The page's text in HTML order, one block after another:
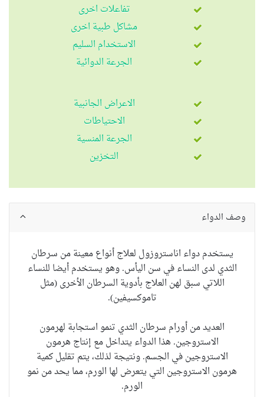
تفاعلات اخرى
مشاكل طبية اخرى
الاستخدام السليم
الجرعة الدوائية
الاعراض الجانبية
الاحتياطات
الجرعة المنسية
التخزين
وصف الدواء
يستخدم دواء اناستروزول لعلاج أنواع معينة من سرطان
الثدي لدى النساء في سن اليأس.وهو يستخدم أيضا للنساء
اللاتي سبق لهن العلاج بأدوية السرطان الأخرى (مثل
تاموكسيفين).
العديد من أورام سرطان الثدي تنمو استجابة لهرمون
الاستروجين. هذا الدواء يتداخل مع إنتاج هرمون
الاستروجين في الجسم.ونتيجة لذلك، يتم تقليل كمية
هرمون الاستروجين التي يتعرض لها الورم، مما يحد من نمو
الورم.